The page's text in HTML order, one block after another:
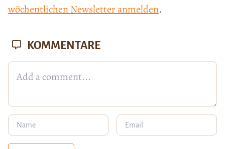
wöchentlichen Newsletter anmelden.
KOMMENTARE